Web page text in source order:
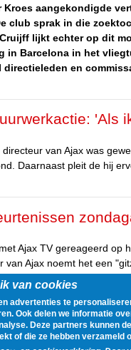
aangekondigde
club sprak in die
lijkt echter op dit
in Barcelona in het
en
'Als
van Ajax was
Daarnaast pleit de hij
Ajax TV gereageerd op
Ajax noemt het een
previous 1 2 3 4
van cookies
advertenties te
Ook delen we informatie
Deze partners kunnen
of die ze hebben verzameld